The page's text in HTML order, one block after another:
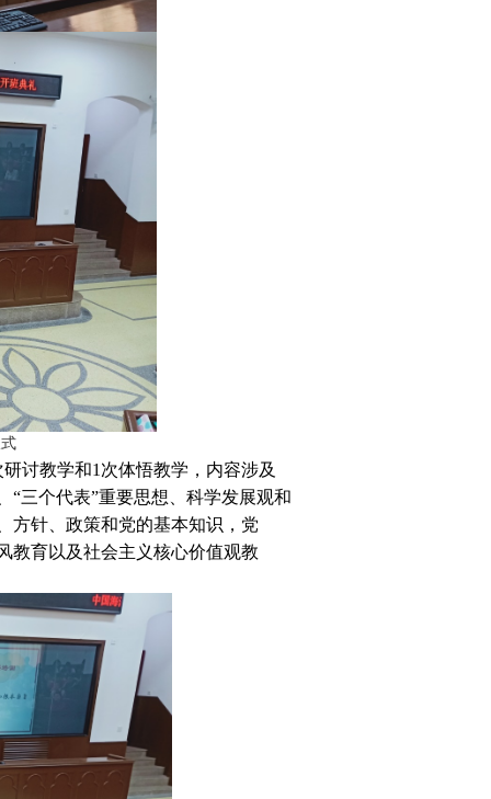
研讨教学和1 次体悟教学，内容涉及
“三个代表”重要思想、科学发展观和
方针、政策和党的基本知识，党
教育以及社会主义核心价值观教